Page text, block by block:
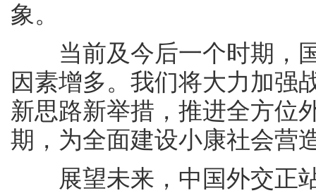
象。
当前及今后一个时期，国
因素增多。我们将大力加强
新思路新举措，推进全方位
期，为全面建设小康社会营
展望未来，中国外交正站